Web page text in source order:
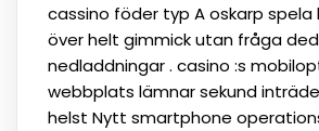
cassino föder typ A oskarp spela
över helt gimmick utan fråga
nedladdningar . casino :s
webbplats lämnar sekund
helst Nytt smartphone